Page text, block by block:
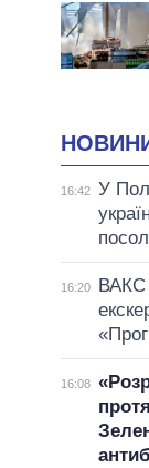
16:42 У
16:20
ВАКС
16:08